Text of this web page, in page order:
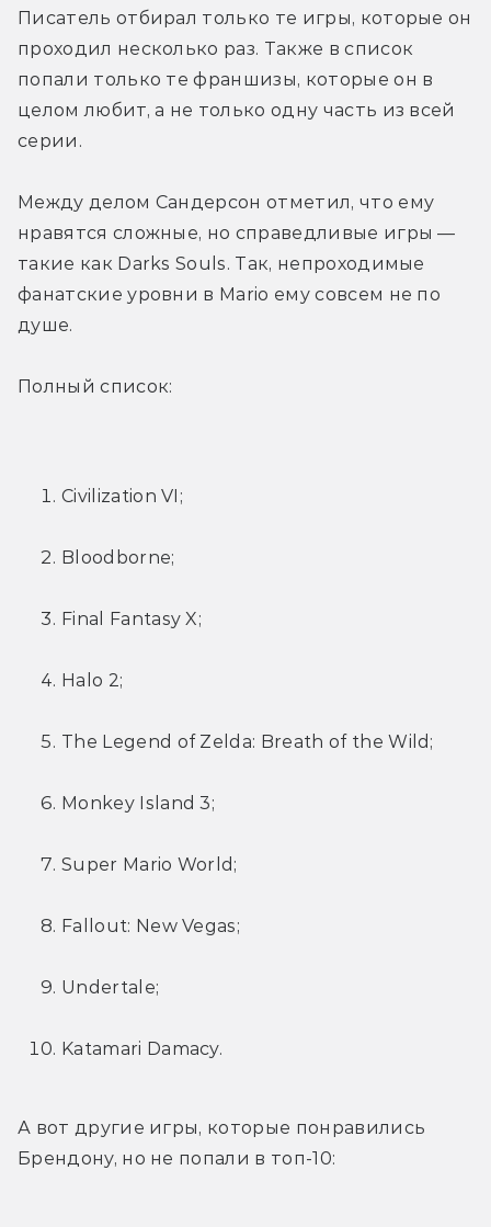
Писатель отбирал только те игры, которые он
проходил несколько раз. Также в список
попали только те франшизы, которые он в
целом любит, а не только одну часть из всей
серии.
Между делом Сандерсон отметил, что ему
нравятся сложные, но справедливые игры —
такие как Darks Souls. Так, непроходимые
фанатские уровни в Mario ему совсем не по
душе.
Полный список:
Civilization VI;
Bloodborne;
Final Fantasy X;
Halo 2;
The Legend of Zelda: Breath of the Wild;
Monkey Island 3;
Super Mario World;
Fallout: New Vegas;
Undertale;
Katamari Damacy.
А вот другие игры, которые понравились
Брендону, но не попали в топ-10: